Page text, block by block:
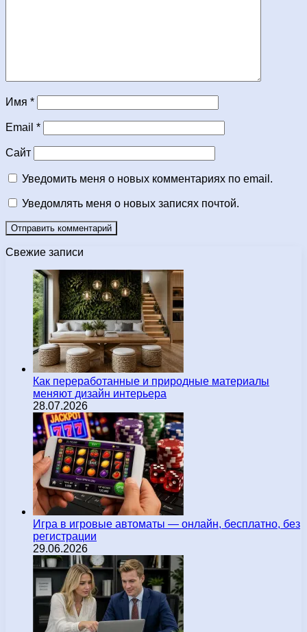
Имя *
Email *
Сайт
Уведомить меня о новых комментариях по email.
Уведомлять меня о новых записях почтой.
Свежие записи
Как переработанные и природные материалы
меняют дизайн интерьера
28.07.2026
Игра в игровые автоматы — онлайн, бесплатно, без
регистрации
29.06.2026